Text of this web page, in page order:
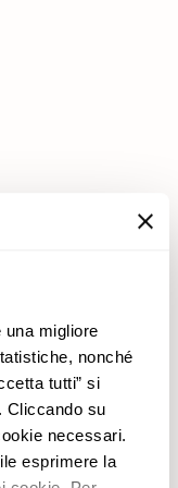
migliore
nonché
tutti” si
Cliccando su
necessari.
esprimere la
Prodotti
Promozioni
Rivestimenti
Divani